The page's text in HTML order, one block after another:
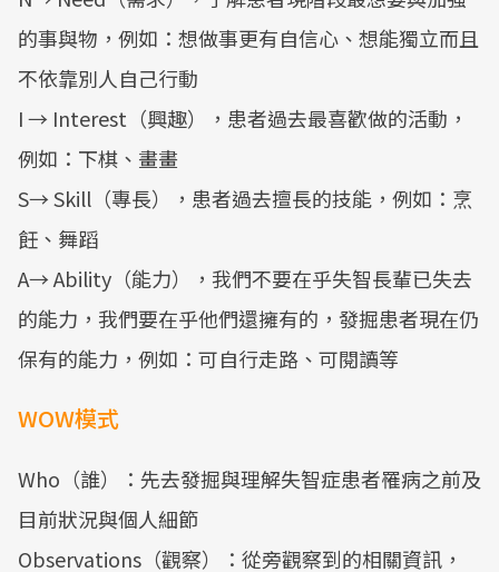
的事與物，例如：想做事更有自信心、想能獨立而且
不依靠別人自己行動
I → Interest（興趣），患者過去最喜歡做的活動，
例如：下棋、畫畫
S→ Skill（專長），患者過去擅長的技能，例如：烹
飪、舞蹈
A→ Ability（能力），我們不要在乎失智長輩已失去
的能力，我們要在乎他們還擁有的，發掘患者現在仍
保有的能力，例如：可自行走路、可閱讀等
WOW模式
Who（誰）：先去發掘與理解失智症患者罹病之前及
目前狀況與個人細節
Observations（觀察）：從旁觀察到的相關資訊，